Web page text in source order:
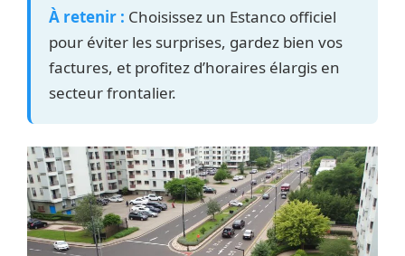
À retenir : Choisissez un Estanco officiel
pour éviter les surprises, gardez bien vos
factures, et profitez d’horaires élargis en
secteur frontalier.